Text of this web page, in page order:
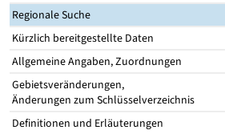
Regionale Suche
Kürzlich bereitgestellte Daten
Allgemeine Angaben, Zuordnungen
Gebietsveränderungen,
Änderungen zum Schlüsselverzeichnis
Definitionen und Erläuterungen